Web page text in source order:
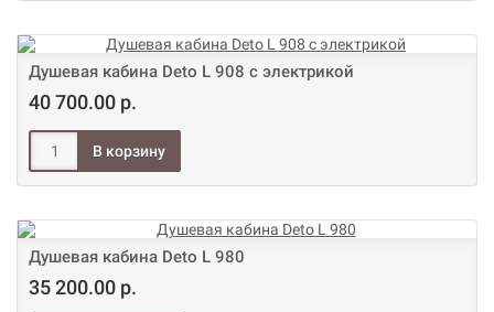
Душевая кабина Deto L 908 с электрикой
40 700.00 р.
Душевая кабина Deto L 980
35 200.00 р.